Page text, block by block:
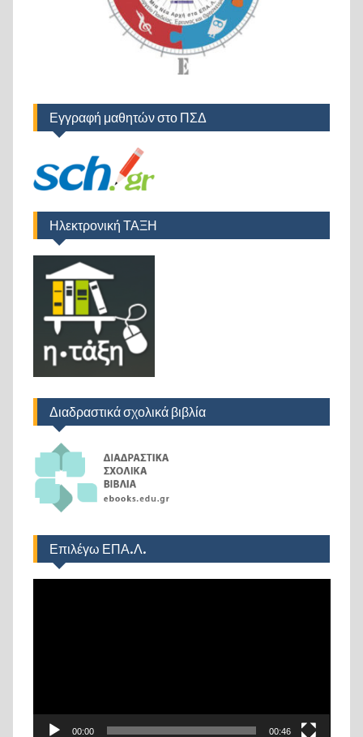
Εγγραφή μαθητών στο ΠΣΔ
Ηλεκτρονική ΤΑΞΗ
Διαδραστικά σχολικά βιβλία
Επιλέγω ΕΠΑ.Λ.
00:00 00:46